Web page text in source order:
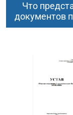
Что
документов